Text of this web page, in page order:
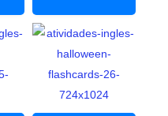
ATIVIDADE